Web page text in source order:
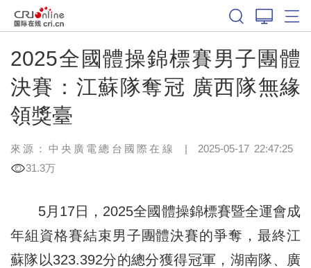
2025全國體操錦標賽男子團體
決賽：江蘇隊奪冠 廣西隊無緣
領獎臺
來源：中央廣電總台國際在線 | 2025-05-17 22:47:25
31.3万
5月17日，2025全國體操錦標賽暨全運會成
年組資格賽結束男子團體決賽的爭奪 ，最終江
蘇隊以323.392分的總分獲得冠軍，湖南隊、廣